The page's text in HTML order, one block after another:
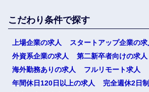
こだわり条件で探す
上場企業の求人
スタートアップ企業の求
外資系企業の求人
第二新卒者向けの求人
海外勤務ありの求人
フルリモート求人
年間休日120日以上の求人
完全週休2日